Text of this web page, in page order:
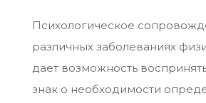
Психологическое
различных заболеваниях
дает возможность
знак о необходимости